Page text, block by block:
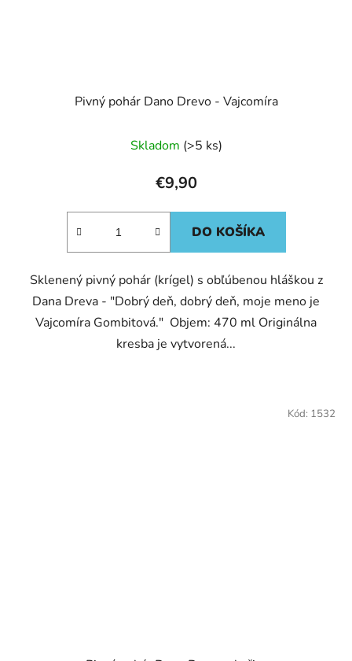
Pivný pohár Dano Drevo - Vajcomíra
Skladom (>5 ks)
€9,90
DO KOŠÍKA
Sklenený pivný pohár (krígel) s obľúbenou hláškou z
Dana Dreva - "Dobrý deň, dobrý deň, moje meno je
Vajcomíra Gombitová." Objem: 470 ml Originálna
kresba je vytvorená...
Kód: 1532